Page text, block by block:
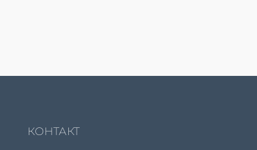
КОНТАКТ